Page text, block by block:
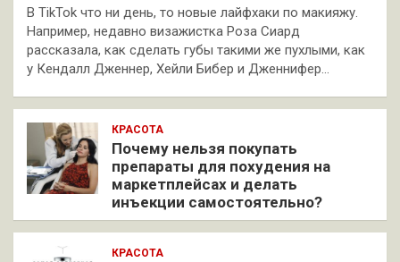
В TikTok что ни день, то новые лайфхаки по макияжу.
Например, недавно визажистка Роза Сиард
рассказала, как сделать губы такими же пухлыми, как
у Кендалл Дженнер, Хейли Бибер и Дженнифер…
КРАСОТА
Почему нельзя покупать
препараты для похудения на
маркетплейсах и делать
инъекции самостоятельно?
КРАСОТА